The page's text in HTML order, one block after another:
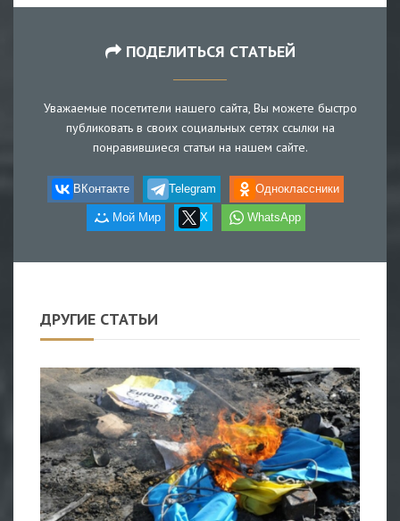
ПОДЕЛИТЬСЯ СТАТЬЕЙ
Уважаемые посетители нашего сайта, Вы можете быстро
публиковать в своих социальных сетях ссылки на
понравившиеся статьи на нашем сайте.
ВКонтакте Telegram Одноклассники
Мой Мир X WhatsApp
ДРУГИЕ СТАТЬИ